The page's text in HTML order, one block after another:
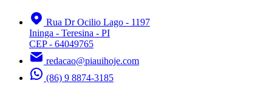
Rua Dr Ocilio Lago - 1197
Ininga - Teresina - PI
CEP - 64049765
redacao@piauihoje.com
(86) 9 8874-3185